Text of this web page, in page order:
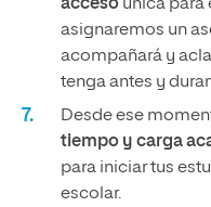
acceso única para
asignaremos un
acompañará y
tenga antes y
Desde ese
tiempo y carga
para iniciar tus
escolar.